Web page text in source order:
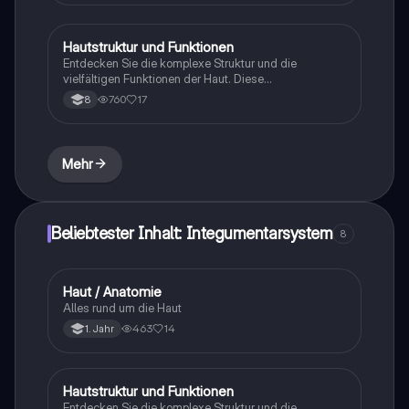
Biologie
Hautstruktur und Funktionen
Entdecken Sie die komplexe Struktur und die
vielfältigen Funktionen der Haut. Diese
Zusammenfassung behandelt die verschiedenen
Hautschichten, die Rolle der Haut als Sinnesorgan, die
8 760 17
Mehr
Beliebtester Inhalt: Integumentarsystem 8
Biologie
Haut / Anatomie
Alles rund um die Haut
1. Jahr 463 14
Biologie
Hautstruktur und Funktionen